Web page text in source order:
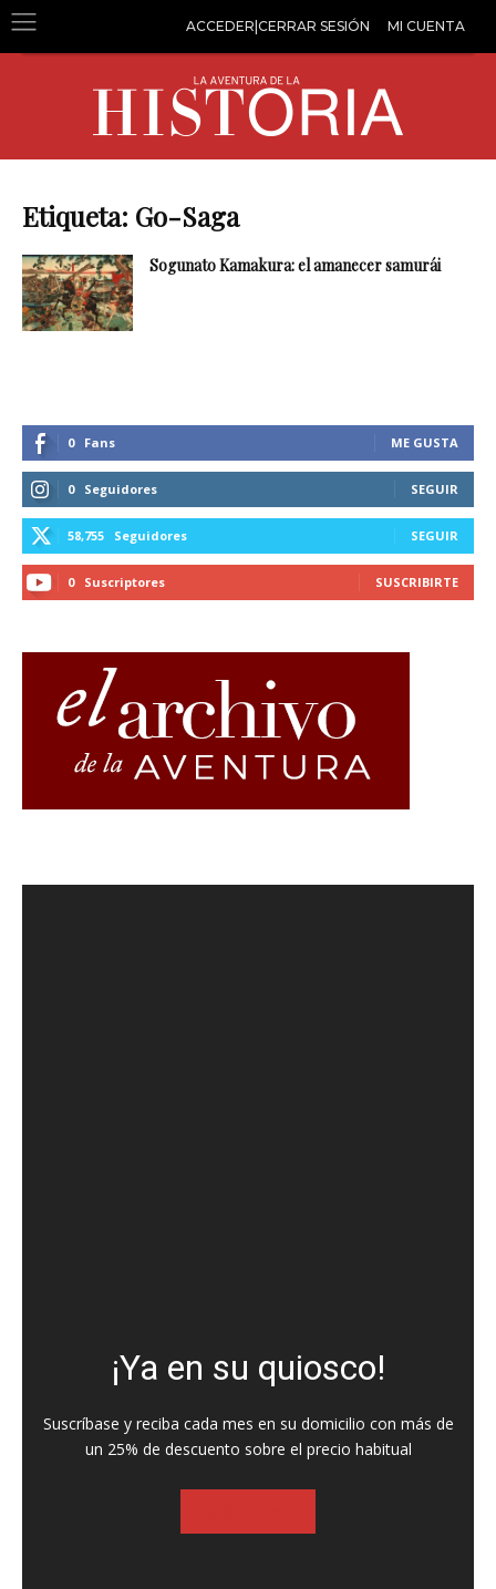
ACCEDER|CERRAR SESIÓN MI CUENTA
Etiqueta: Go-Saga
Sogunato Kamakura: el amanecer samurái
0 Fans ME GUSTA
0 Seguidores SEGUIR
58,755 Seguidores SEGUIR
0 Suscriptores SUSCRIBIRTE
¡Ya en su quiosco!
Suscríbase y reciba cada mes en su domicilio con más de
un 25% de descuento sobre el precio habitual